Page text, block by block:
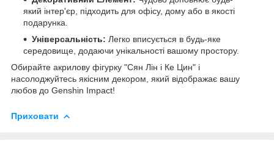
який інтер'єр, підходить для офісу, дому або в якості
подарунка.
Універсальність: Легко вписується в будь-яке
середовище, додаючи унікальності вашому простору.
Обирайте акрилову фігурку "Сян Лін і Ке Цин" і
насолоджуйтесь якісним декором, який відображає вашу
любов до Genshin Impact!
Приховати